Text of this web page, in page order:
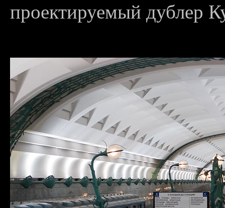
проектируемый дублер